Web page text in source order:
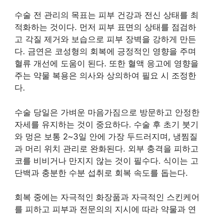
수술 전 관리의 목표는 피부 건강과 전신 상태를 최
적화하는 것이다. 먼저 피부 표면의 상태를 점검하
고 각질 제거와 보습으로 피부 장벽을 강하게 만든
다. 금연은 코성형의 회복에 긍정적인 영향을 주며
혈류 개선에 도움이 된다. 또한 혈액 응고에 영향을
주는 약물 복용은 의사와 상의하여 필요 시 조정한
다.
수술 당일은 가벼운 마음가짐으로 방문하고 안정한
자세를 유지하는 것이 중요하다. 수술 후 초기 붓기
와 멍은 보통 2~3일 안에 가장 두드러지며, 냉찜질
과 머리 위치 관리로 완화된다. 외부 충격을 피하고
코를 비비거나 만지지 않는 것이 필수다. 식이는 고
단백과 충분한 수분 섭취로 회복 속도를 돕는다.
회복 중에는 자극적인 화장품과 자극적인 스킨케어
를 피하고 피부과 전문의의 지시에 따라 약물과 연